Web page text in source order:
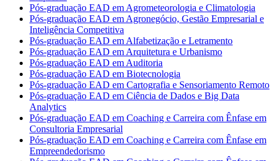
Pós-graduação EAD em Agrometeorologia e Climatologia
Pós-graduação EAD em Agronegócio, Gestão Empresarial e
Inteligência Competitiva
Pós-graduação EAD em Alfabetização e Letramento
Pós-graduação EAD em Arquitetura e Urbanismo
Pós-graduação EAD em Auditoria
Pós-graduação EAD em Biotecnologia
Pós-graduação EAD em Cartografia e Sensoriamento Remoto
Pós-graduação EAD em Ciência de Dados e Big Data
Analytics
Pós-graduação EAD em Coaching e Carreira com Ênfase em
Consultoria Empresarial
Pós-graduação EAD em Coaching e Carreira com Ênfase em
Empreendedorismo